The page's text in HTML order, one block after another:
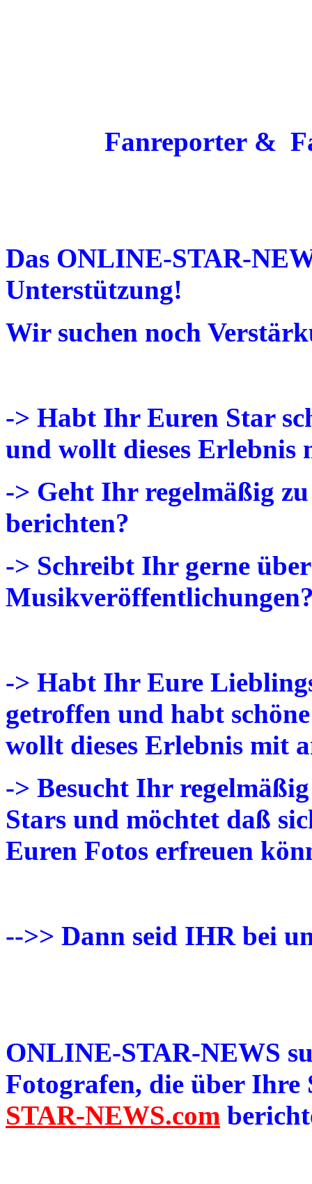
Fanreporter &
Das ONLINE-STAR-
Unterstützung!
Wir suchen noch
-> Habt Ihr Euren Star
und wollt dieses Erlebnis
-> Geht Ihr regelmäßig
berichten?
-> Schreibt Ihr gerne
-> Habt Ihr Eure
getroffen und habt
wollt dieses Erlebnis mit
-> Besucht Ihr
Stars und möchtet daß
Euren Fotos erfreuen
-->> Dann seid IHR bei
ONLINE-STAR-NEWS
Fotografen, die über Ihre
STAR-NEWS.com